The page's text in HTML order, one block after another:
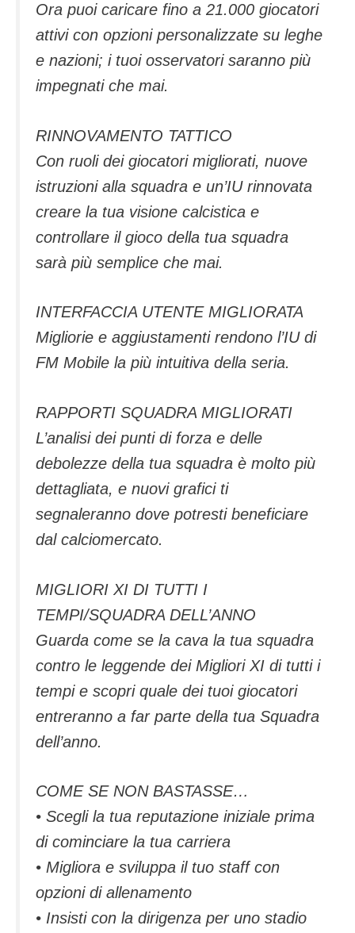
Ora puoi caricare fino a 21.000 giocatori
attivi con opzioni personalizzate su leghe
e nazioni; i tuoi osservatori saranno più
impegnati che mai.
RINNOVAMENTO TATTICO
Con ruoli dei giocatori migliorati, nuove
istruzioni alla squadra e un’IU rinnovata
creare la tua visione calcistica e
controllare il gioco della tua squadra
sarà più semplice che mai.
INTERFACCIA UTENTE MIGLIORATA
Migliorie e aggiustamenti rendono l’IU di
FM Mobile la più intuitiva della seria.
RAPPORTI SQUADRA MIGLIORATI
L’analisi dei punti di forza e delle
debolezze della tua squadra è molto più
dettagliata, e nuovi grafici ti
segnaleranno dove potresti beneficiare
dal calciomercato.
MIGLIORI XI DI TUTTI I
TEMPI/SQUADRA DELL’ANNO
Guarda come se la cava la tua squadra
contro le leggende dei Migliori XI di tutti i
tempi e scopri quale dei tuoi giocatori
entreranno a far parte della tua Squadra
dell’anno.
COME SE NON BASTASSE…
• Scegli la tua reputazione iniziale prima
di cominciare la tua carriera
• Migliora e sviluppa il tuo staff con
opzioni di allenamento
• Insisti con la dirigenza per uno stadio